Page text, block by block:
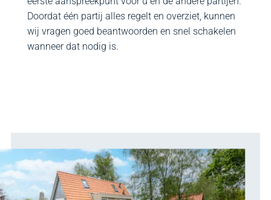
Doordat één partij alles regelt en overziet, kunnen
wij vragen goed beantwoorden en snel schakelen
wanneer dat nodig is.